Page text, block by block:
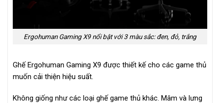
Ergohuman Gaming X9 nổi bật với 3 màu sắc: đen, đỏ, trắng
Ghế Ergohuman Gaming X9 được thiết kế cho các game thủ
muốn cải thiện hiệu suất.
Không giống như các loại ghế game thủ khác. Mâm và lưng